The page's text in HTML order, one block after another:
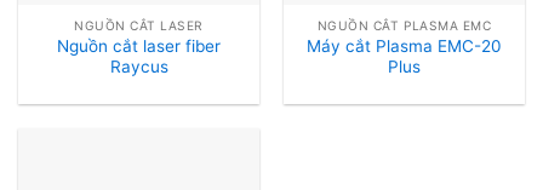
NGUỒN CẮT LASER
Nguồn cắt laser fiber
Raycus
NGUỒN CẮT PLASMA EMC
Máy cắt Plasma EMC-20
Plus